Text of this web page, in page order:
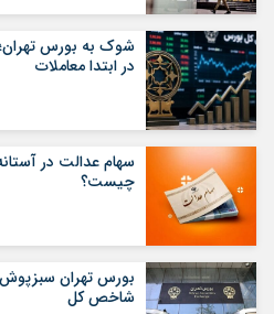
در ابتدا معاملات
سهام عدالت در
چیست؟
شاخص کل